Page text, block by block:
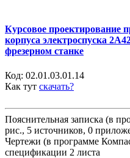
Курсовое проектирование
корпуса электроспуска
фрезерном станке
Код: 02.01.03.01.14
Как тут скачать?
Пояснительная записка (в
рис., 5 источников, 0
Чертежи (в программе
спецификации 2 листа